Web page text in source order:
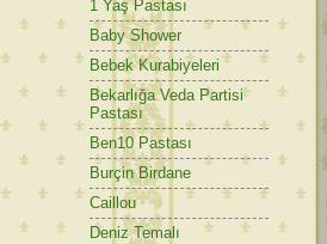
1 Yaş Pastası
Baby Shower
Bebek Kurabiyeleri
Bekarlığa Veda Partisi
Pastası
Ben10 Pastası
Burçin Birdane
Caillou
Deniz Temalı